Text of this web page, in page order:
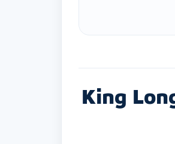
King